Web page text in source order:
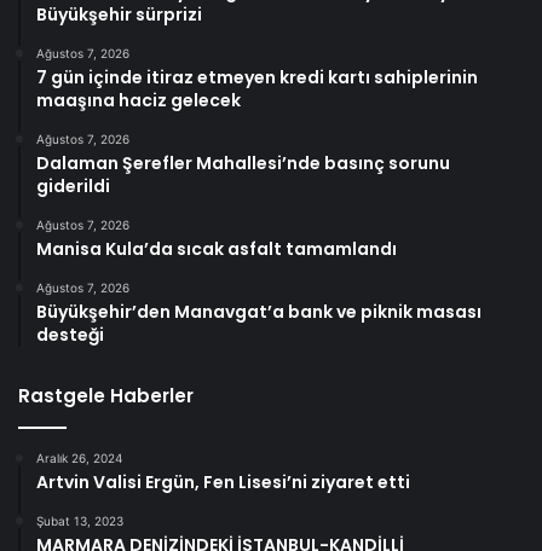
Büyükşehir sürprizi
Ağustos 7, 2026
7 gün içinde itiraz etmeyen kredi kartı sahiplerinin
maaşına haciz gelecek
Ağustos 7, 2026
Dalaman Şerefler Mahallesi’nde basınç sorunu
giderildi
Ağustos 7, 2026
Manisa Kula’da sıcak asfalt tamamlandı
Ağustos 7, 2026
Büyükşehir’den Manavgat’a bank ve piknik masası
desteği
Rastgele Haberler
Aralık 26, 2024
Artvin Valisi Ergün, Fen Lisesi’ni ziyaret etti
Şubat 13, 2023
MARMARA DENİZİNDEKİ İSTANBUL-KANDİLLİ